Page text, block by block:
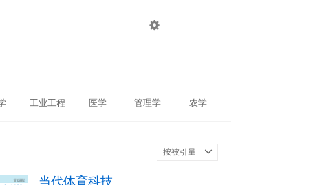

工业工程 医学 管理学 农学
按被引量
当代体育科技